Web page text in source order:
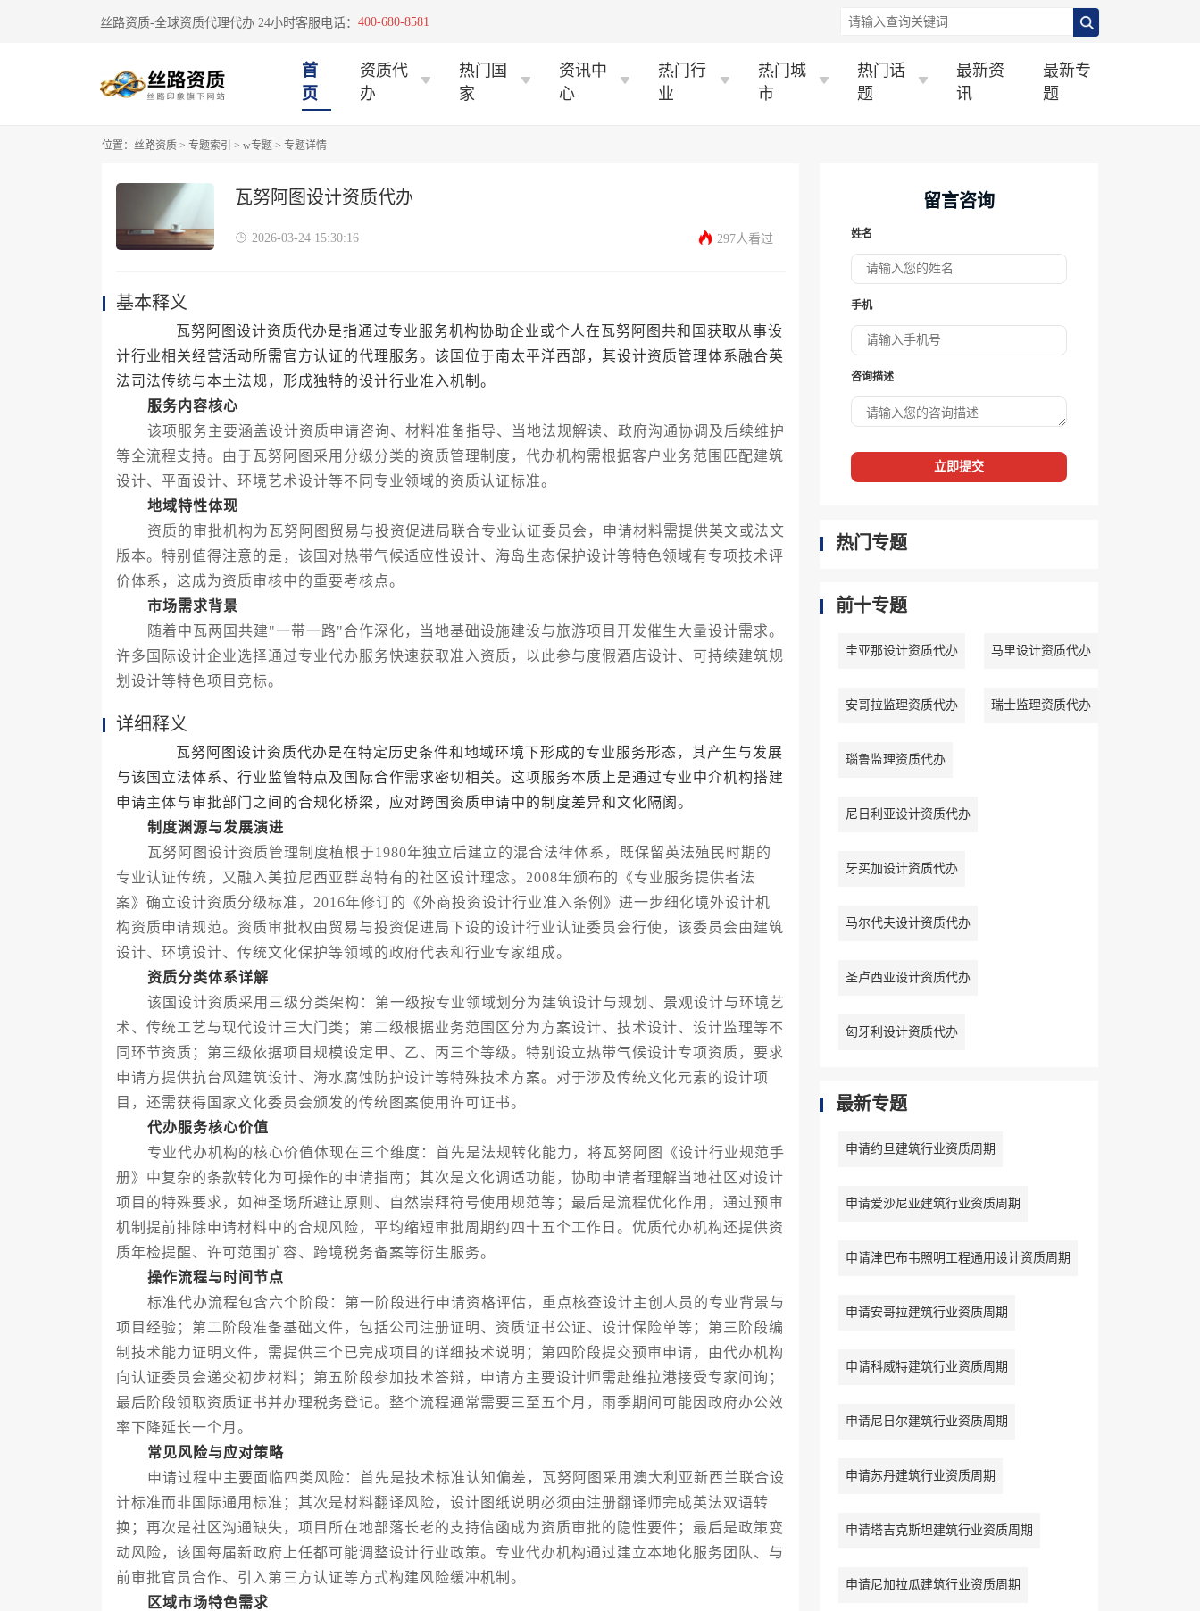
丝路资质-全球资质代理代办 24小时客服电话： 400-680-8581
首
页
资质代
办
热门国
家
资讯中
心
热门行
业
热门城
市
热门话
题
最新资
讯
最新专
题
位置： 丝路资质 > 专题索引 > w专题 > 专题详情
瓦努阿图设计资质代办
2026-03-24 15:30:16 297人看过
基本释义
瓦努阿图设计资质代办是指通过专业服务机构协助企业或个人在瓦努阿图共和国获取从事设
计行业相关经营活动所需官方认证的代理服务。该国位于南太平洋西部，其设计资质管理体系融合英
法司法传统与本土法规，形成独特的设计行业准入机制。
服务内容核心
该项服务主要涵盖设计资质申请咨询、材料准备指导、当地法规解读、政府沟通协调及后续维护
等全流程支持。由于瓦努阿图采用分级分类的资质管理制度，代办机构需根据客户业务范围匹配建筑
设计、平面设计、环境艺术设计等不同专业领域的资质认证标准。
地域特性体现
资质的审批机构为瓦努阿图贸易与投资促进局联合专业认证委员会，申请材料需提供英文或法文
版本。特别值得注意的是，该国对热带气候适应性设计、海岛生态保护设计等特色领域有专项技术评
价体系，这成为资质审核中的重要考核点。
市场需求背景
随着中瓦两国共建"一带一路"合作深化，当地基础设施建设与旅游项目开发催生大量设计需求。
许多国际设计企业选择通过专业代办服务快速获取准入资质，以此参与度假酒店设计、可持续建筑规
划设计等特色项目竞标。
详细释义
瓦努阿图设计资质代办是在特定历史条件和地域环境下形成的专业服务形态，其产生与发展
与该国立法体系、行业监管特点及国际合作需求密切相关。这项服务本质上是通过专业中介机构搭建
申请主体与审批部门之间的合规化桥梁，应对跨国资质申请中的制度差异和文化隔阂。
制度渊源与发展演进
瓦努阿图设计资质管理制度植根于1980年独立后建立的混合法律体系，既保留英法殖民时期的
专业认证传统，又融入美拉尼西亚群岛特有的社区设计理念。2008年颁布的《专业服务提供者法
案》确立设计资质分级标准，2016年修订的《外商投资设计行业准入条例》进一步细化境外设计机
构资质申请规范。资质审批权由贸易与投资促进局下设的设计行业认证委员会行使，该委员会由建筑
设计、环境设计、传统文化保护等领域的政府代表和行业专家组成。
资质分类体系详解
该国设计资质采用三级分类架构：第一级按专业领域划分为建筑设计与规划、景观设计与环境艺
术、传统工艺与现代设计三大门类；第二级根据业务范围区分为方案设计、技术设计、设计监理等不
同环节资质；第三级依据项目规模设定甲、乙、丙三个等级。特别设立热带气候设计专项资质，要求
申请方提供抗台风建筑设计、海水腐蚀防护设计等特殊技术方案。对于涉及传统文化元素的设计项
目，还需获得国家文化委员会颁发的传统图案使用许可证书。
代办服务核心价值
专业代办机构的核心价值体现在三个维度：首先是法规转化能力，将瓦努阿图《设计行业规范手
册》中复杂的条款转化为可操作的申请指南；其次是文化调适功能，协助申请者理解当地社区对设计
项目的特殊要求，如神圣场所避让原则、自然崇拜符号使用规范等；最后是流程优化作用，通过预审
机制提前排除申请材料中的合规风险，平均缩短审批周期约四十五个工作日。优质代办机构还提供资
质年检提醒、许可范围扩容、跨境税务备案等衍生服务。
操作流程与时间节点
标准代办流程包含六个阶段：第一阶段进行申请资格评估，重点核查设计主创人员的专业背景与
项目经验；第二阶段准备基础文件，包括公司注册证明、资质证书公证、设计保险单等；第三阶段编
制技术能力证明文件，需提供三个已完成项目的详细技术说明；第四阶段提交预审申请，由代办机构
向认证委员会递交初步材料；第五阶段参加技术答辩，申请方主要设计师需赴维拉港接受专家问询；
最后阶段领取资质证书并办理税务登记。整个流程通常需要三至五个月，雨季期间可能因政府办公效
率下降延长一个月。
常见风险与应对策略
申请过程中主要面临四类风险：首先是技术标准认知偏差，瓦努阿图采用澳大利亚新西兰联合设
计标准而非国际通用标准；其次是材料翻译风险，设计图纸说明必须由注册翻译师完成英法双语转
换；再次是社区沟通缺失，项目所在地部落长老的支持信函成为资质审批的隐性要件；最后是政策变
动风险，该国每届新政府上任都可能调整设计行业政策。专业代办机构通过建立本地化服务团队、与
前审批官员合作、引入第三方认证等方式构建风险缓冲机制。
区域市场特色需求
留言咨询
姓名
手机
咨询描述
立即提交
热门专题
前十专题
圭亚那设计资质代办 马里设计资质代办
安哥拉监理资质代办 瑞士监理资质代办
瑙鲁监理资质代办
尼日利亚设计资质代办
牙买加设计资质代办
马尔代夫设计资质代办
圣卢西亚设计资质代办
匈牙利设计资质代办
最新专题
申请约旦建筑行业资质周期
申请爱沙尼亚建筑行业资质周期
申请津巴布韦照明工程通用设计资质周期
申请安哥拉建筑行业资质周期
申请科威特建筑行业资质周期
申请尼日尔建筑行业资质周期
申请苏丹建筑行业资质周期
申请塔吉克斯坦建筑行业资质周期
申请尼加拉瓜建筑行业资质周期